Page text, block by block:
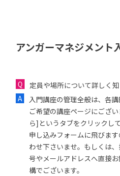
アンガーマネジメント
定員や場所について詳しく
入門講座の管理全般は、各講
ご希望の講座ページにござ
ら]というタブをクリックし
申し込みフォームに飛びま
わせ下さいませ。もしくは
号やメールアドレスへ直接
構でございます。